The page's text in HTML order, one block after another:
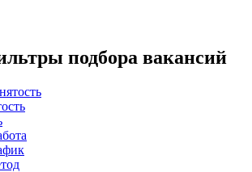
подбора вакансий